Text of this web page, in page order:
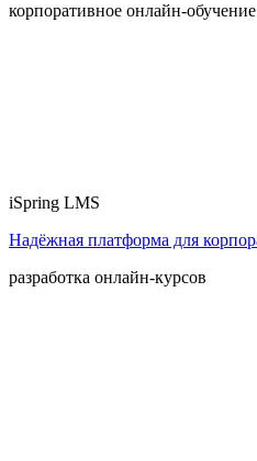
корпоративное онлайн-обучение
iSpring LMS
Надёжная платформа для
разработка онлайн-курсов